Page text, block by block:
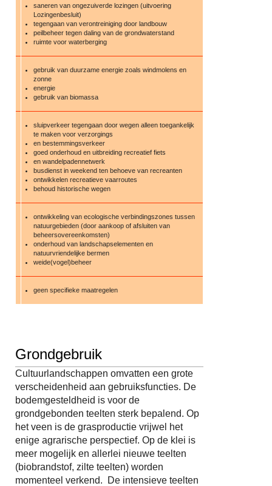
saneren van ongezuiverde lozingen (uitvoering
Lozingenbesluit)
tegengaan van verontreiniging door landbouw
peilbeheer tegen daling van de grondwaterstand
ruimte voor waterberging
gebruik van duurzame energie zoals windmolens en
zonne
energie
gebruik van biomassa
sluipverkeer tegengaan door wegen alleen toegankelijk
te maken voor verzorgings
en bestemmingsverkeer
goed onderhoud en uitbreiding recreatief fiets
en wandelpadennetwerk
busdienst in weekend ten behoeve van recreanten
ontwikkelen recreatieve vaarroutes
behoud historische wegen
ontwikkeling van ecologische verbindingszones tussen
natuurgebieden (door aankoop of afsluiten van
beheersovereenkomsten)
onderhoud van landschapselementen en
natuurvriendelijke bermen
weide(vogel)beheer
geen specifieke maatregelen
Grondgebruik
Cultuurlandschappen omvatten een grote
verscheidenheid aan gebruiksfuncties. De
bodemgesteldheid is voor de
grondgebonden teelten sterk bepalend. Op
het veen is de grasproductie vrijwel het
enige agrarische perspectief. Op de klei is
meer mogelijk en allerlei nieuwe teelten
(biobrandstof, zilte teelten) worden
momenteel verkend. De intensieve teelten